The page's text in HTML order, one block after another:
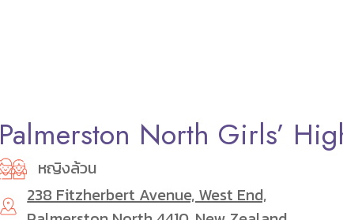
Palmerston North Girls’
หญิงล้วน
238 Fitzherbert Avenue, West End,